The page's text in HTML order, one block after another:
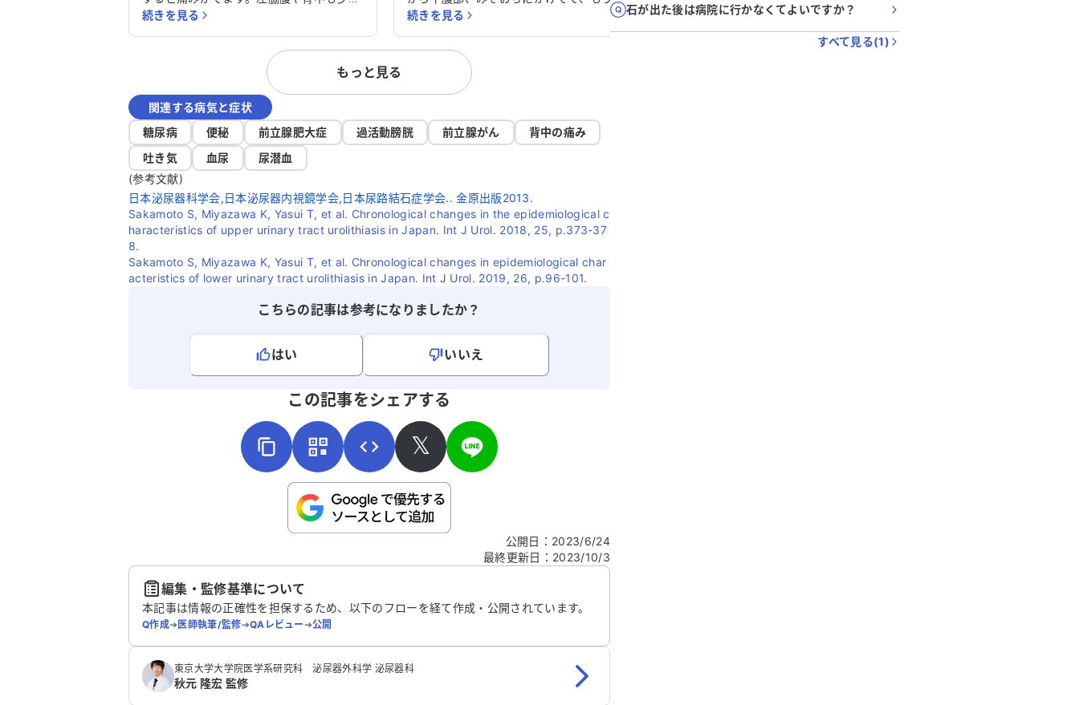
痛くなってきています。痛い場所は指で示
せるほど限られています。昨日、消化器内
科でエコー検査を受けましたが、特に異常
は見つかりませんでした。明日は泌尿器科
の受診予定で、尿に潜血があり漢方薬を処
方されています。2週間前のエコー検査で
も異常はありませんでした。不安障害で精
神科にも通院中です。最近、勉強で忙しく
ストレスが多いです。明日の泌尿器科受診
まで待っても大丈夫でしょうか？
続きを見る
ヶ月くらい続いています。徐々に悪化して
います。背中の痛みや便秘、吐き気もあり
ます。膵臓に問題があるのか心配です。以
前も同じような症状でいろいろな科を回さ
れました。どの診療科に行けばよいか教え
続きを見る
もっと見る
関連する病気と症状
糖尿病
便秘 前立腺肥大症 過活動膀胱 前立腺がん
背中の痛み
吐き気
血尿
尿潜血
(参考文献)
日本泌尿器科学会,日本泌尿器内視鏡学会,日本尿路結石症学会.. 金原出版2013.
Sakamoto S, Miyazawa K, Yasui T, et al. Chronological changes in the epidemiological c
haracteristics of upper urinary tract urolithiasis in Japan. Int J Urol. 2018, 25, p.373-37
8.
Sakamoto S, Miyazawa K, Yasui T, et al. Chronological changes in epidemiological char
acteristics of lower urinary tract urolithiasis in Japan. Int J Urol. 2019, 26, p.96-101.
こちらの記事は参考になりましたか？
はい
いいえ
こちらは送信専用のフォームです。氏名やご自身の病気の詳細などの個人情報は入れないでくだ
この記事をシェアする
𝕏
公開日 ： 2023/6/24
最終更新日 ： 2023/10/3
編集・監修基準について
本記事は情報の正確性を担保するため、以下のフローを経て作成・公開されています。
Q作成➔医師執筆/監修➔QAレビュー➔公開
東京大学大学院医学系研究科 泌尿器外科学 泌尿器科
秋元 隆宏 監修
石が出た後は病院に行かなくてよいですか？
すべて見る(1)